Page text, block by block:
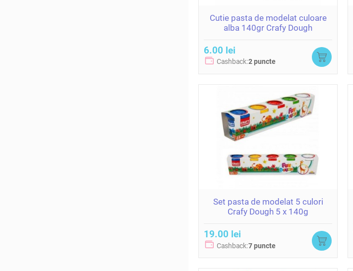
Cutie pasta de modelat culoare
alba 140gr Crafy Dough
6.00 lei
Cashback:2 puncte
Set pasta de modelat 5 culori
Crafy Dough 5 x 140g
19.00 lei
Cashback:7 puncte